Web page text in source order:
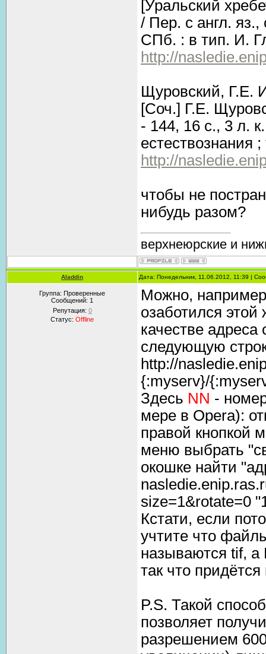
[Уральский
/ Пер. с англ.
СПб. : в тип. И.
http://
Щуровский, Г.Е.
[Соч.] Г.Е.
- 144, 16 с., 3 л.
естествознания
http://
чтобы не
нибудь разом?
верхнеюрские и
Aladdin Дата: Понедельник, 11.06.2012, 11:39 |
Группа: Проверенные
Сообщений: 1
Репутация: 0
Статус: Offline
Можно,
озаботился
качестве адреса
следующую
http://
{:myserv}/
Здесь NN -
мере в Opera):
правой кнопкой
меню выбрать
окошке найти
size=1&rotate=0
Кстати, если
учтите что
называются tif, а
так что
P.S. Такой
позволяет
разрешением